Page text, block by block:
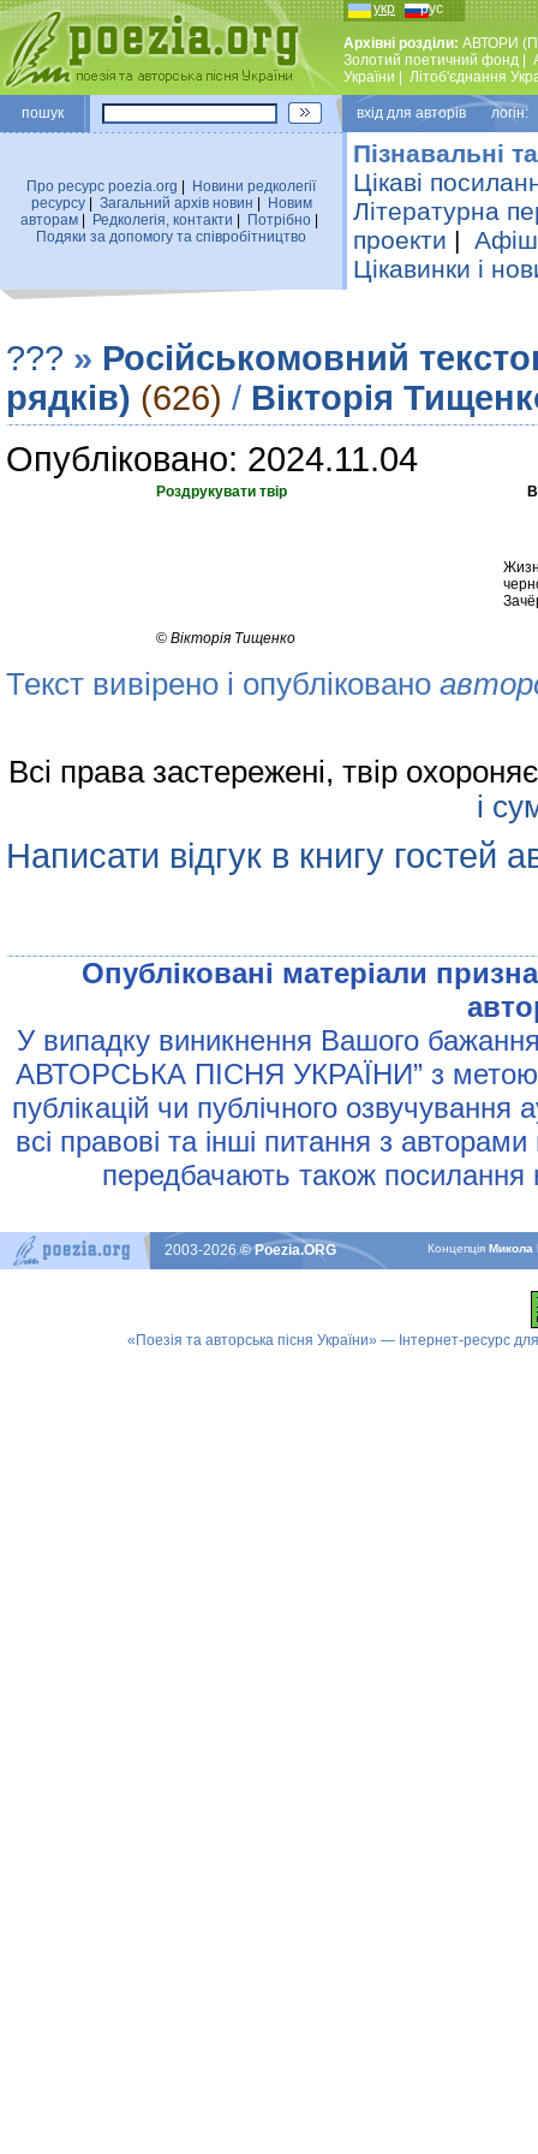
укр рус
Архівні розділи: АВТОРИ
Золотий поетичний фонд
України
Лiтоб'єднання
пошук вхiд для авторiв логін:
Про ресурс poezia.org
Новини редколегiї
ресурсу| Загальний архiв новин
Новим
авторам
Редколегiя, контакти Потрiбно
Подяки за допомогу та співробітництво
Пізнавальні
Цікаві
Літературна
проекти |
Цікавинки і
??? » Російськомовний
рядків) (626) / Вiкторiя
Опубліковано: 2024.11.04
Роздрукувати твір
© Вiкторiя Тищенко
Текст вивірено і опубліковано
Всі права застережені, твір
і
Написати відгук в книгу гостей
Опублiкованi матерiали
У випадку виникнення Вашого
АВТОРСЬКА ПIСНЯ УКРАЇНИ” з метою
публiкацiй чи публiчного
всi правовi та iншi питання з
передбачають також
КонцепцiяМикола
2003-2026© Poezia.ORG
«Поезія та авторська пісня України» — Інтернет-ресурс